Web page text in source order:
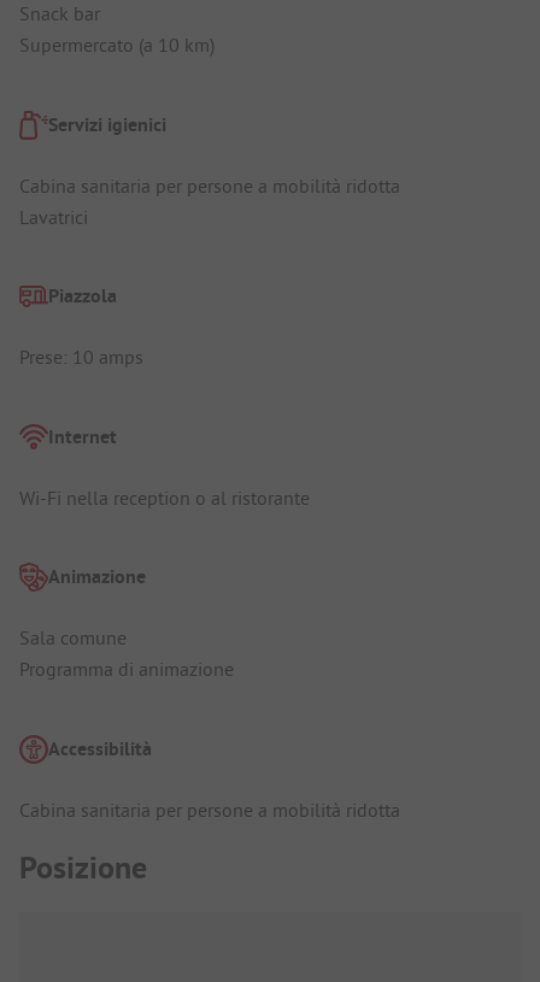
Snack bar
Supermercato (a 10 km)
Servizi igienici
Cabina sanitaria per persone a mobilità ridotta
Lavatrici
Piazzola
Prese: 10 amps
Internet
Wi-Fi nella reception o al ristorante
Animazione
Sala comune
Programma di animazione
Accessibilità
Cabina sanitaria per persone a mobilità ridotta
Posizione